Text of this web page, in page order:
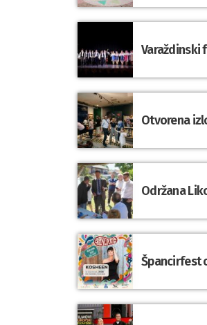
Varaždinski
Otvorena
Održana
Špancirfest